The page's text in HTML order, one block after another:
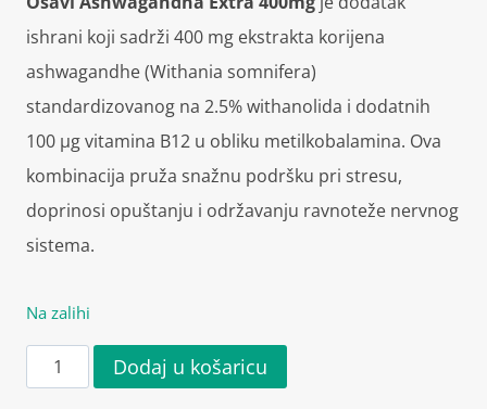
ishrani koji sadrži 400 mg ekstrakta korijena
ashwagandhe (Withania somnifera)
standardizovanog na 2.5% withanolida i dodatnih
100 µg vitamina B12 u obliku metilkobalamina. Ova
kombinacija pruža snažnu podršku pri stresu,
doprinosi opuštanju i održavanju ravnoteže nervnog
sistema.
Na zalihi
Osavi
Ashwagandha
Dodaj u košaricu